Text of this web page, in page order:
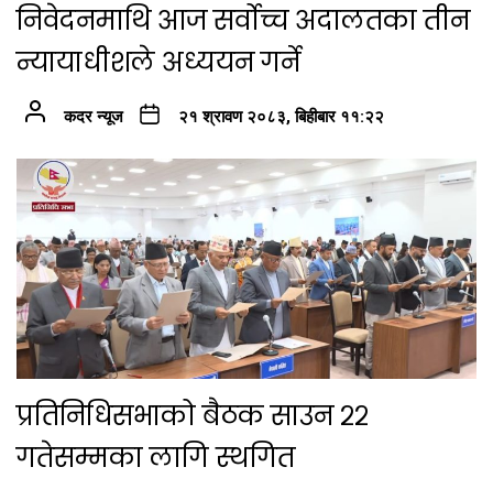
निवेदनमाथि आज सर्वोच्च अदालतका तीन
न्यायाधीशले अध्ययन गर्ने
कदर न्यूज २१ श्रावण २०८३, बिहीबार ११:२२
प्रतिनिधिसभाको बैठक साउन २२
गतेसम्मका लागि स्थगित